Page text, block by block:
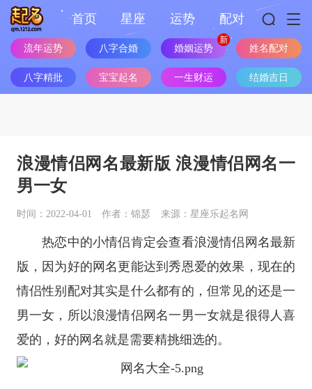
首页 星座 运势 配对
流年运势 八字合婚 婚姻运势 姓名配对
八字精批 宝宝起名 一生财运 结婚吉日
浪漫情侣网名最新版 浪漫情侣网名一
男一女
时间：2022-04-01 作者：锦瑟 来源：星座乐起名网
热恋中的小情侣肯定会查看浪漫情侣网名最新
版，因为好的网名更能达到秀恩爱的效果，现在的
情侣性别配对其实是什么都有的，但常见的还是一
男一女，所以浪漫情侣网名一男一女就是很得人喜
爱的，好的网名就是需要精挑细选的。